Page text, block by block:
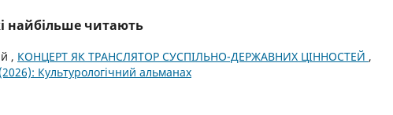
найбільше читають
, КОНЦЕРТ ЯК ТРАНСЛЯТОР СУСПІЛЬНО-ДЕРЖАВНИХ ЦІННОСТЕЙ ,
Культурологічний альманах